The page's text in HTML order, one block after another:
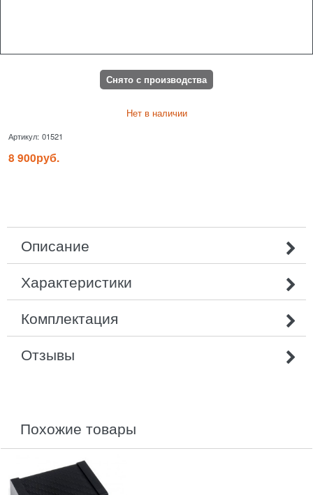
Снято с производства
Нет в наличии
Артикул: 01521
8 900руб.
Описание
Характеристики
Комплектация
Отзывы
похожие товары